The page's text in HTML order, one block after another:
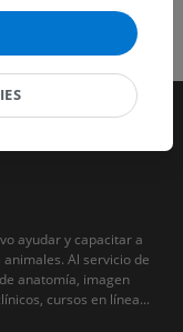
ayudar y capacitar a
Al servicio de
anatomía, imagen
cursos en línea...